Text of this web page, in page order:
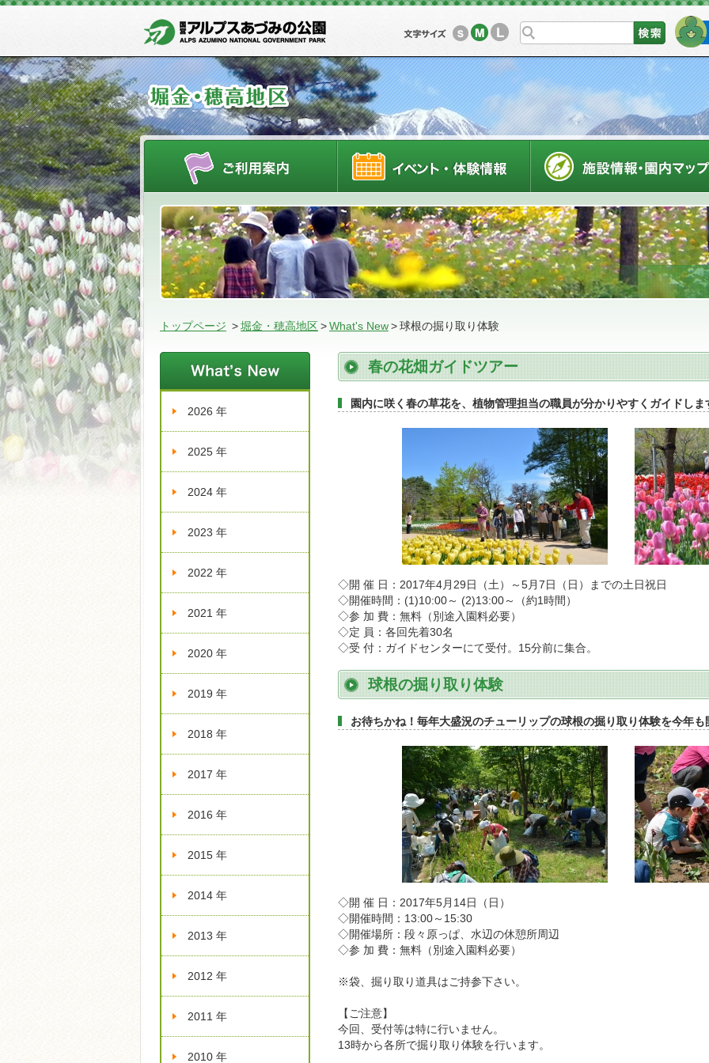
S M
トップページ >堀金・穂高地区>What's New>球根の掘り取り体験
春の花畑ガイドツアー
園内に咲く春の草花を、植物管理担当の職員が分かりやすくガイドしま
◇開 催 日：2017年4月29日（土）～5月7日（日）までの土日祝日
◇開催時間：(1)10:00～ (2)13:00～（約1時間）
◇参 加 費：無料（別途入園料必要）
◇定 員：各回先着30名
◇受 付：ガイドセンターにて受付。15分前に集合。
球根の掘り取り体験
お待ちかね！毎年大盛況のチューリップの球根の掘り取り体験を今年も
◇開 催 日：2017年5月14日（日）
◇開催時間：13:00～15:30
◇開催場所：段々原っぱ、水辺の休憩所周辺
◇参 加 費：無料（別途入園料必要）
※袋、掘り取り道具はご持参下さい。
【ご注意】
今回、受付等は特に行いません。
13時から各所で掘り取り体験を行います。
新着情報
2026 年
2025 年
2024 年
2023 年
2022 年
2021 年
2020 年
2019 年
2018 年
2017 年
2016 年
2015 年
2014 年
2013 年
2012 年
2011 年
2010 年